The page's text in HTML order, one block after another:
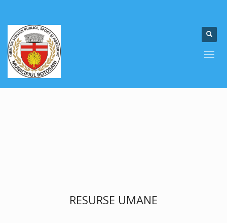
RESURSE UMANE